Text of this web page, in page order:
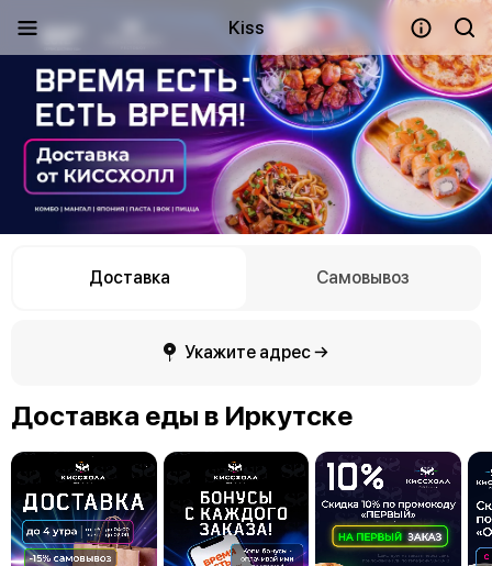
Kiss
Доставка Самовывоз
Укажите адрес →
Доставка еды в Иркутске